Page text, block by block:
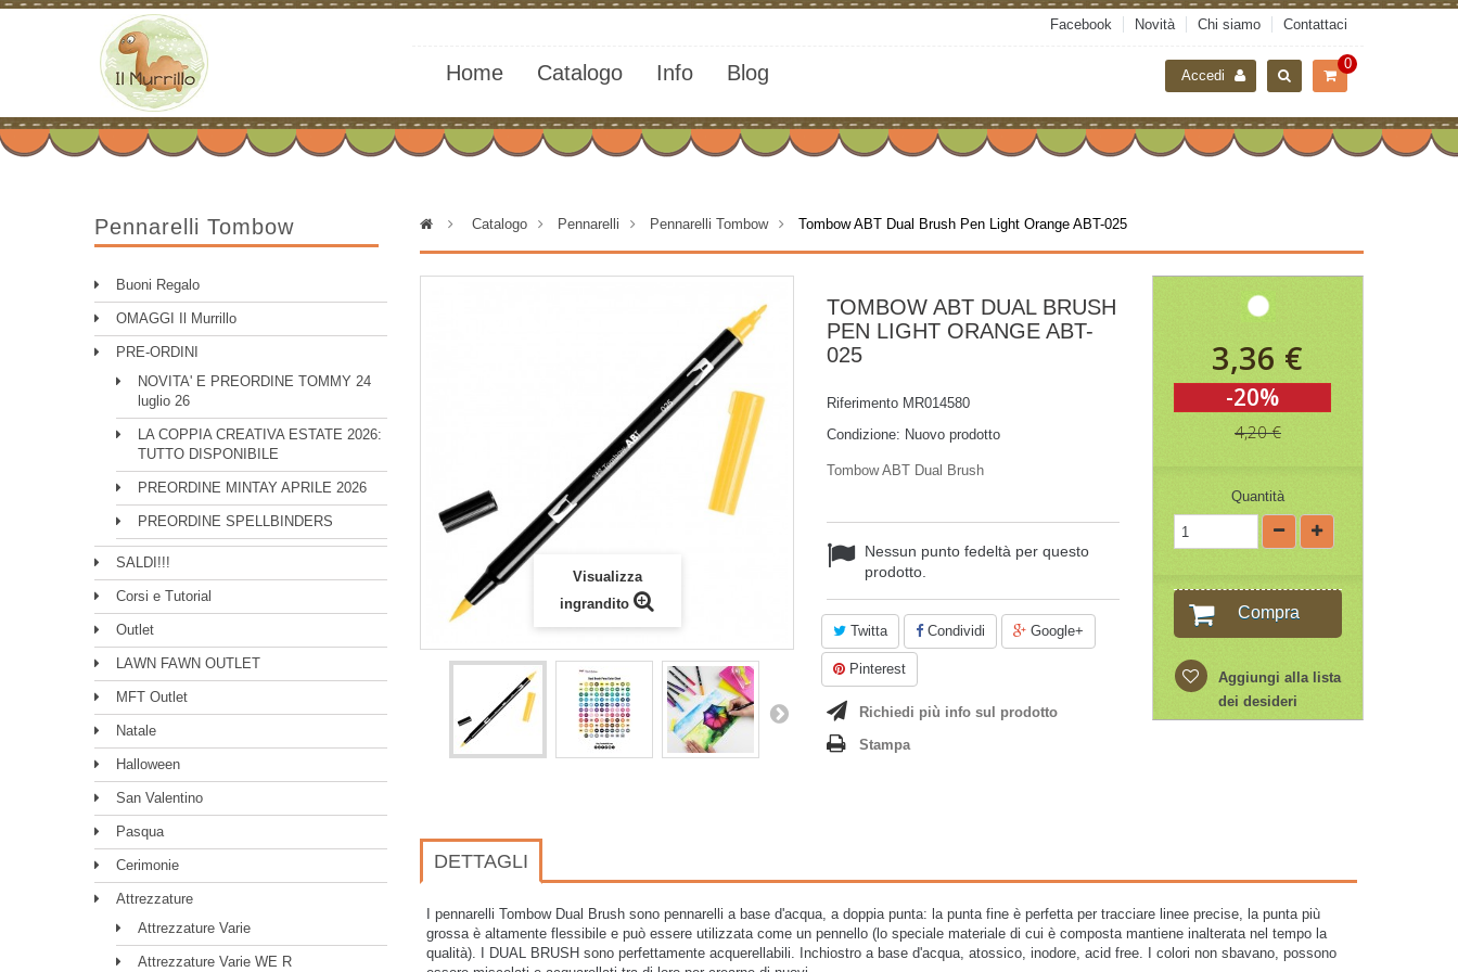
Facebook Novità Chi siamo Contattaci
0
Home Catalogo Info Blog Accedi
Pennarelli Tombow
Buoni Regalo
OMAGGI Il Murrillo
PRE-ORDINI
NOVITA' E PREORDINE TOMMY 24
luglio 26
LA COPPIA CREATIVA ESTATE 2026:
TUTTO DISPONIBILE
PREORDINE MINTAY APRILE 2026
PREORDINE SPELLBINDERS
SALDI!!!
Corsi e Tutorial
Outlet
LAWN FAWN OUTLET
MFT Outlet
Natale
Halloween
San Valentino
Pasqua
Cerimonie
Attrezzature
Attrezzature Varie
Attrezzature Varie WE R
> Catalogo > Pennarelli > Pennarelli Tombow > Tombow ABT Dual Brush Pen Light Orange ABT-025
Visualizza
ingrandito
TOMBOW ABT DUAL BRUSH
PEN LIGHT ORANGE ABT-
025
Riferimento MR014580
Condizione: Nuovo prodotto
Tombow ABT Dual Brush
Nessun punto fedeltà per questo
prodotto.
Twitta Condividi Google+
Pinterest
Richiedi più info sul prodotto
Stampa
3,36 €
-20%
4,20 €
Quantità
Compra
Aggiungi alla lista
dei desideri
DETTAGLI
I pennarelli Tombow Dual Brush sono pennarelli a base d'acqua, a doppia punta: la punta fine è perfetta per tracciare linee precise, la punta più
grossa è altamente flessibile e può essere utilizzata come un pennello (lo speciale materiale di cui è composta mantiene inalterata nel tempo la
qualità). I DUAL BRUSH sono perfettamente acquerellabili.
Inchiostro a base d'acqua, atossico, inodore, acid free. I colori non sbavano, possono